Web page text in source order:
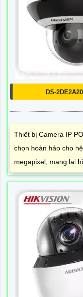
DS-
Thiết bị Camera IP
chọn hoàn hảo cho
megapixel, mang lại